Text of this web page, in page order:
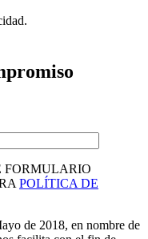
FORMULARIO
POLÍTICA DE
de 2018, en nombre de